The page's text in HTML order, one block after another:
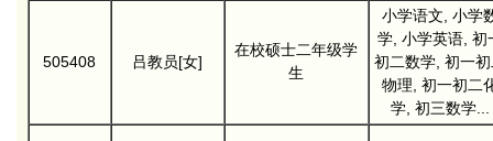
505408 吕教员[女]
在校硕士二年级学
生
小学语文, 小学
学, 小学英语, 初
初二数学, 初一
物理, 初一初二
学, 初三数学...